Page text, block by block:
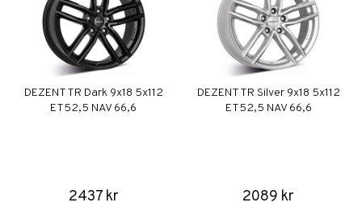
DEZENT TR Dark 9x18 5x112
ET52,5 NAV 66,6
2437 kr
DEZENT TR Silver 9x18 5x112
ET52,5 NAV 66,6
2089 kr